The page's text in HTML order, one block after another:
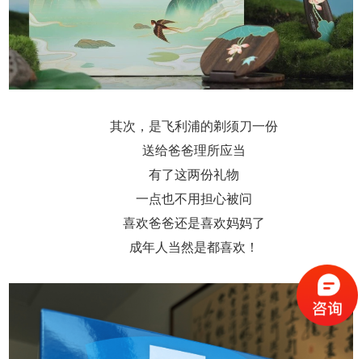
其次，是飞利浦的剃须刀一份
送给爸爸理所应当
有了这两份礼物
一点也不用担心被问
喜欢爸爸还是喜欢妈妈了
成年人当然是都喜欢！